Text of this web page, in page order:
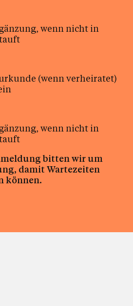
wenn nicht in
(wenn verheiratet)
wenn nicht in
bitten wir um
damit Wartezeiten
können.